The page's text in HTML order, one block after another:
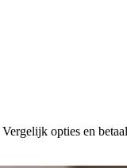
opties en